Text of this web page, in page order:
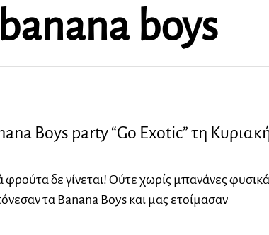
banana boys
Boys party “Go Exotic” τη
φρούτα δε γίνεται! Ούτε χωρίς μπανάνες
τα Banana Boys και μας ετοίμασαν